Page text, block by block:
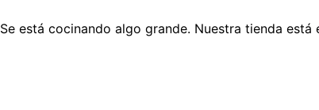
Se está cocinando algo grande. Nuestra tienda